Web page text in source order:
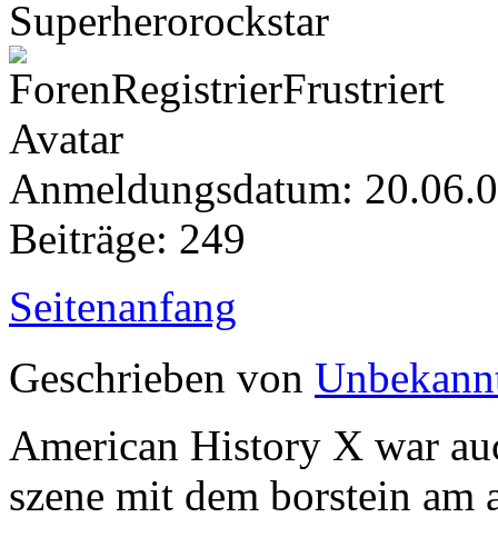
Superherorockstar
Anmeldungsdatum:
Beiträge: 249
Seitenanfang
Geschrieben von
American History X war
szene mit dem borstein